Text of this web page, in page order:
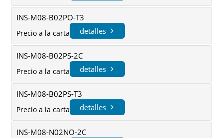
INS-M08-B02PO-T3
Precio a la carta detalles
INS-M08-B02PS-2C
Precio a la carta detalles
INS-M08-B02PS-T3
Precio a la carta detalles
INS-M08-N02NO-2C